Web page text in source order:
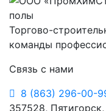
Торгово-
команды
Связь с нами
8 (863) 296-00-
357528,